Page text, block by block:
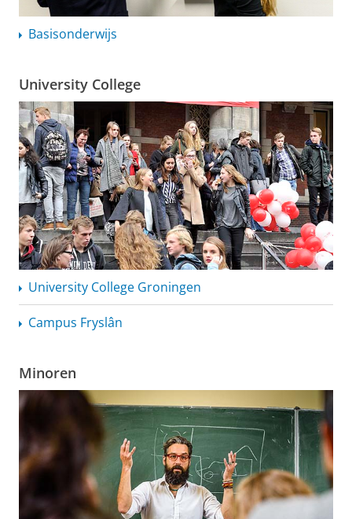
Basisonderwijs
University College
University College Groningen
Campus Fryslân
Minoren